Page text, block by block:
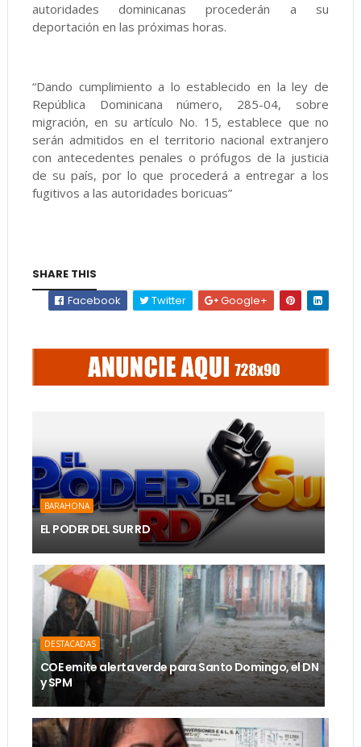
autoridades dominicanas procederán a su
deportación en las próximas horas.
“Dando cumplimiento a lo establecido en la ley de
República Dominicana número, 285-04, sobre
migración, en su artículo No. 15, establece que no
serán admitidos en el territorio nacional extranjero
con antecedentes penales o prófugos de la justicia
de su país, por lo que procederá a entregar a los
fugitivos a las autoridades boricuas”
SHARE THIS
Facebook
Twitter Google+
BARAHONA
EL PODER DEL SUR RD
DESTACADAS
COE emite alerta verde para Santo Domingo, el DN
y SPM